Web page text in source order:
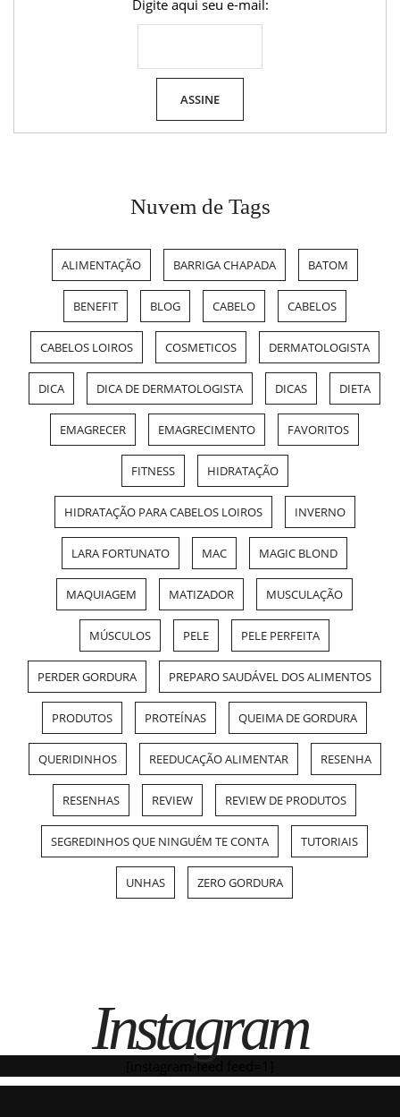
Digite aqui seu e-mail:
Nuvem de Tags
ALIMENTAÇÃO BARRIGA CHAPADA BATOM
BENEFIT BLOG CABELO CABELOS
CABELOS LOIROS COSMETICOS DERMATOLOGISTA
DICA DICA DE DERMATOLOGISTA DICAS DIETA
EMAGRECER EMAGRECIMENTO FAVORITOS
FITNESS HIDRATAÇÃO
HIDRATAÇÃO PARA CABELOS LOIROS INVERNO
LARA FORTUNATO MAC MAGIC BLOND
MAQUIAGEM MATIZADOR MUSCULAÇÃO
MÚSCULOS PELE PELE PERFEITA
PERDER GORDURA PREPARO SAUDÁVEL DOS ALIMENTOS
PRODUTOS PROTEÍNAS QUEIMA DE GORDURA
QUERIDINHOS REEDUCAÇÃO ALIMENTAR RESENHA
RESENHAS REVIEW REVIEW DE PRODUTOS
SEGREDINHOS QUE NINGUÉM TE CONTA TUTORIAIS
UNHAS ZERO GORDURA
Instagram
[instagram-feed feed=1]